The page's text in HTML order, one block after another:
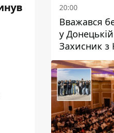
20:00
Вважався
у Донецькій
Захисник з
Антон